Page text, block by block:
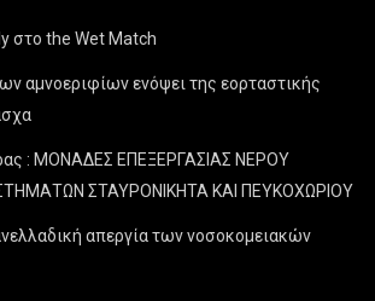
στο the Wet Match
αμνοεριφίων ενόψει της εορταστικής
: ΜΟΝΑΔΕΣ ΕΠΕΞΕΡΓΑΣΙΑΣ ΝΕΡΟΥ
ΣΤΑΥΡΟΝΙΚΗΤΑ ΚΑΙ ΠΕΥΚΟΧΩΡΙΟΥ
απεργία των νοσοκομειακών